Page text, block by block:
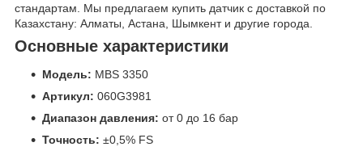
стандартам. Мы предлагаем купить датчик с доставкой по
Казахстану: Алматы, Астана, Шымкент и другие города.
Основные характеристики
Модель: MBS 3350
Артикул: 060G3981
Диапазон давления: от 0 до 16 бар
Точность: ±0,5% FS